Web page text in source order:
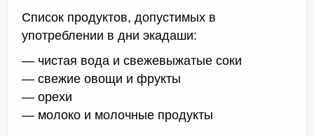
Список продуктов, допустимых в
употреблении в дни экадаши:
— чистая вода и свежевыжатые соки
— свежие овощи и фрукты
— орехи
— молоко и молочные продукты